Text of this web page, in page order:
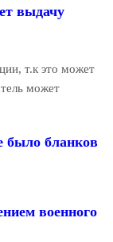
выдачу
т.к это может
может
было бланков
военного